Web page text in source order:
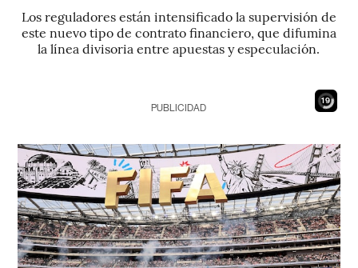
Los reguladores están intensificado la supervisión de
este nuevo tipo de contrato financiero, que difumina
la línea divisoria entre apuestas y especulación.
17
PUBLICIDAD